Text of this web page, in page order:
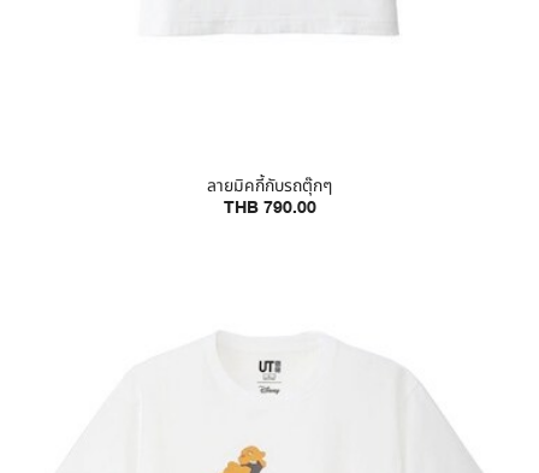
ลายมิคกี้กับรถตุ๊กๆ
THB 790.00